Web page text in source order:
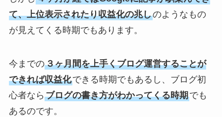
て、上位表示されたり収益化の兆しのようなもの
が見えてくる時期でもあります。
今までの３ヶ月間を上手くブログ運営することが
できれば収益化できる時期でもあるし、ブログ初
心者なら ブログの書き方がわかってくる時期でも
あるのです。